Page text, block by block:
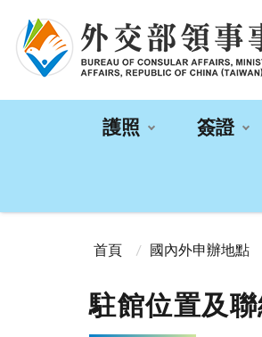
護照 簽證
首頁
國內外申辦地點
駐館位置及